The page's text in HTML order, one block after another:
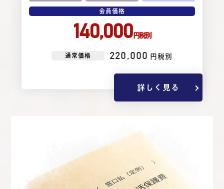
会員価格
140,000円税別
通常価格 220,000 円税別
詳しく見る